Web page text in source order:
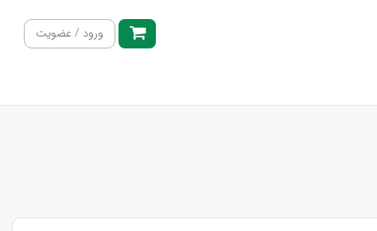
ورود / عضویت